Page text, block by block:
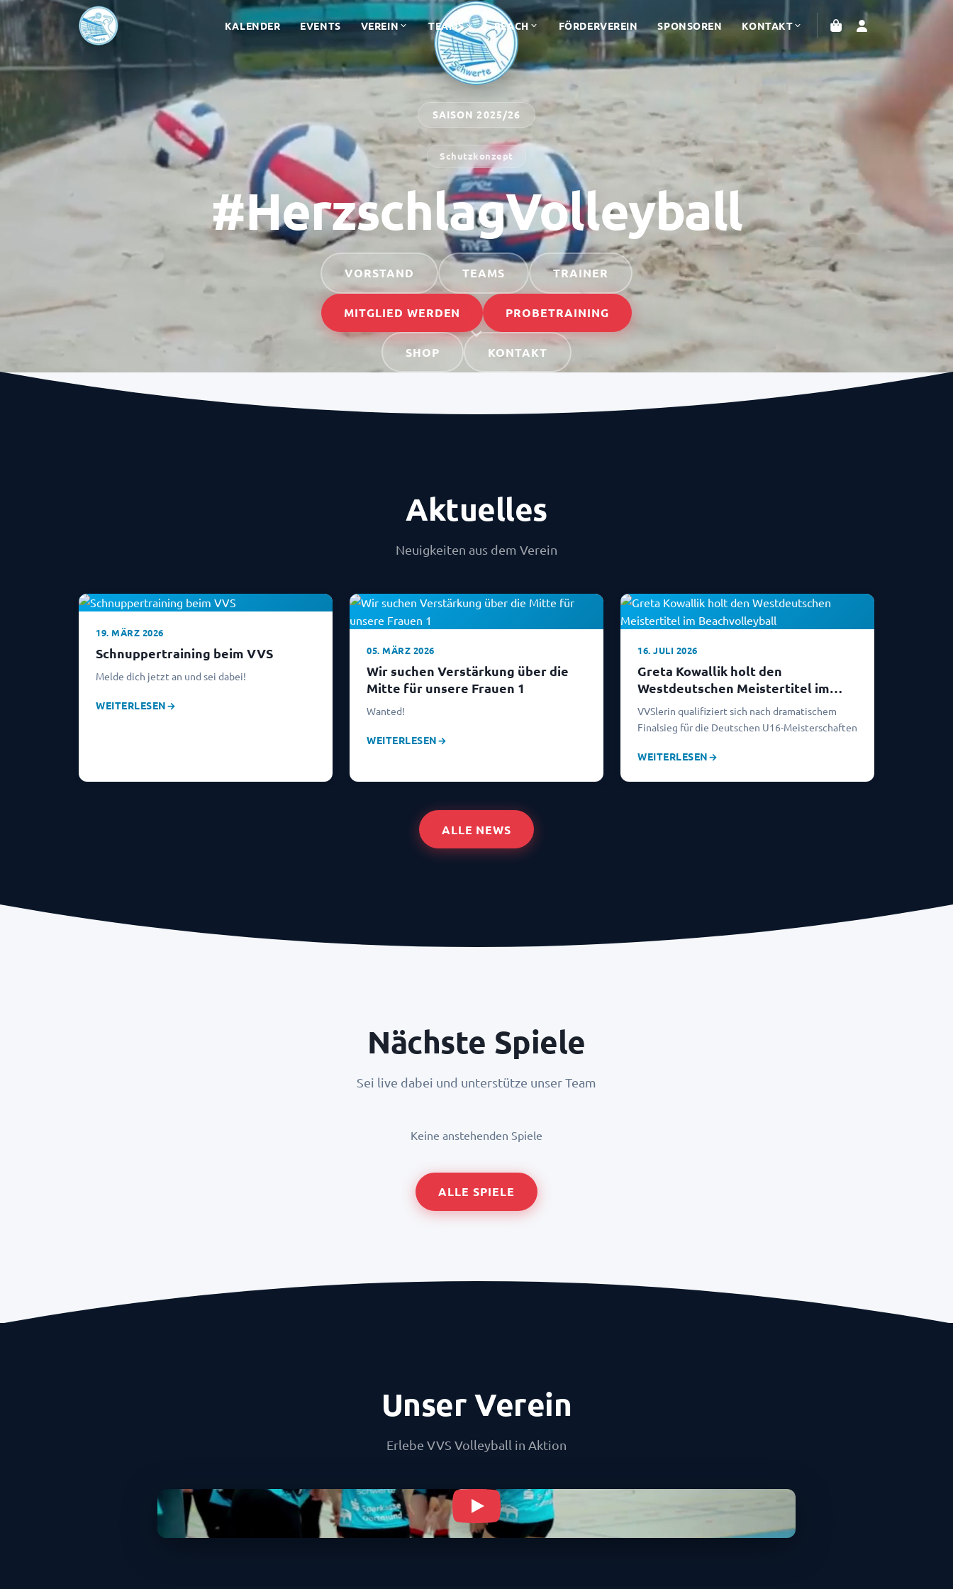
KALENDER EVENTS VEREIN TEAMS BEACH FÖRDERVEREIN SPONSOREN KONTAKT
SAISON 2025/26
Schutzkonzept
#HerzschlagVolleyball
VORSTAND TEAMS TRAINER
MITGLIED WERDEN PROBETRAINING
SHOP KONTAKT
Aktuelles
Neuigkeiten aus dem Verein
19. MÄRZ 2026
Schnuppertraining beim VVS
Melde dich jetzt an und sei dabei!
WEITERLESEN→
05. MÄRZ 2026
Wir suchen Verstärkung über die
Mitte für unsere Frauen 1
Wanted!
WEITERLESEN→
16. JULI 2026
Greta Kowallik holt den
Westdeutschen Meistertitel im
Beachvolleyball
VVSlerin qualifiziert sich nach dramatischem
Finalsieg für die Deutschen U16-Meisterschaften
WEITERLESEN→
ALLE NEWS
Nächste Spiele
Sei live dabei und unterstütze unser Team
Keine anstehenden Spiele
ALLE SPIELE
Unser Verein
Erlebe VVS Volleyball in Aktion